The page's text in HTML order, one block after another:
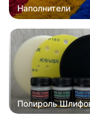
Наполнители
Полироль